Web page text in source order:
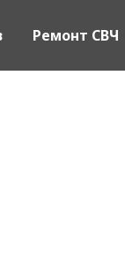
Ремонт СВЧ